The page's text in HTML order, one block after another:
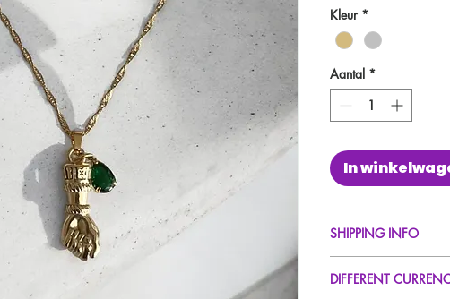
Kleur *
Aantal *
In
SHIPPING INFO
UK Next Day Delivery
DIFFERENT